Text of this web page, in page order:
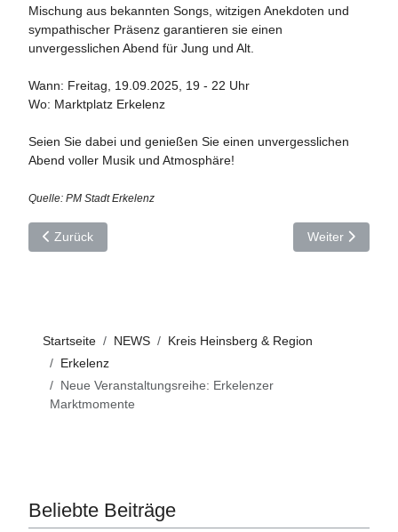
Mischung aus bekannten Songs, witzigen Anekdoten und
sympathischer Präsenz garantieren sie einen
unvergesslichen Abend für Jung und Alt.
Wann: Freitag, 19.09.2025, 19 - 22 Uhr
Wo: Marktplatz Erkelenz
Seien Sie dabei und genießen Sie einen unvergesslichen
Abend voller Musik und Atmosphäre!
Quelle: PM Stadt Erkelenz
Vorheriger Beitrag: Wegekreuz in Oestrich wieder aufgestellt
Zurück Nächster
Weiter
Startseite NEWS
Kreis Heinsberg & Region
Erkelenz
Neue Veranstaltungsreihe: Erkelenzer
Marktmomente
Beliebte Beiträge